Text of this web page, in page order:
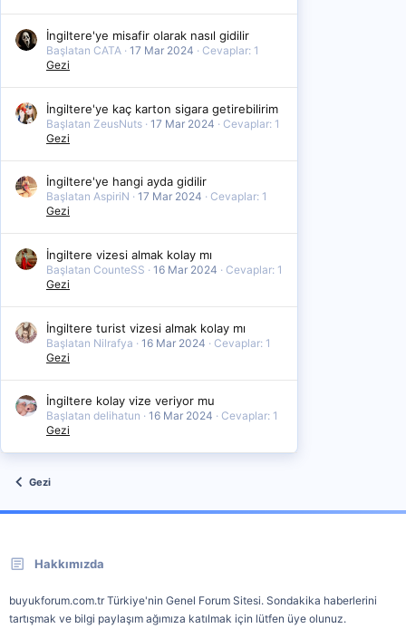
İngiltere'ye misafir olarak nasıl gidilir
Başlatan CATA 17 Mar 2024
Cevaplar: 1
Gezi
İngiltere'ye kaç karton sigara getirebilirim
Başlatan ZeusNuts 17 Mar 2024
Cevaplar: 1
Gezi
İngiltere'ye hangi ayda gidilir
Başlatan AspiriN 17 Mar 2024
Cevaplar: 1
Gezi
İngiltere vizesi almak kolay mı
Başlatan CounteSS 16 Mar 2024
Cevaplar: 1
Gezi
İngiltere turist vizesi almak kolay mı
Başlatan Nilrafya 16 Mar 2024
Cevaplar: 1
Gezi
İngiltere kolay vize veriyor mu
Başlatan delihatun 16 Mar 2024
Cevaplar: 1
Gezi
Gezi
Hakkımızda
buyukforum.com.tr Türkiye'nin Genel Forum Sitesi. Sondakika haberlerini
tartışmak ve bilgi paylaşım ağımıza katılmak için lütfen üye olunuz.